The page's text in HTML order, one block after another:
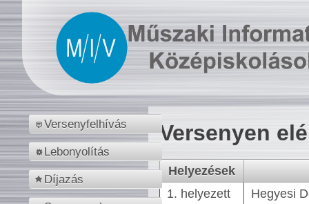
Versenyfelhívás
Lebonyolítás
Díjazás
Versenyen
Helyezések
1. helyezett
Hegyesi